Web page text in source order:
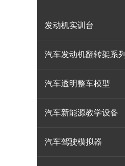
发动机实训台
汽车发动机翻转架系列
汽车透明整车模型
汽车新能源教学设备
汽车驾驶模拟器